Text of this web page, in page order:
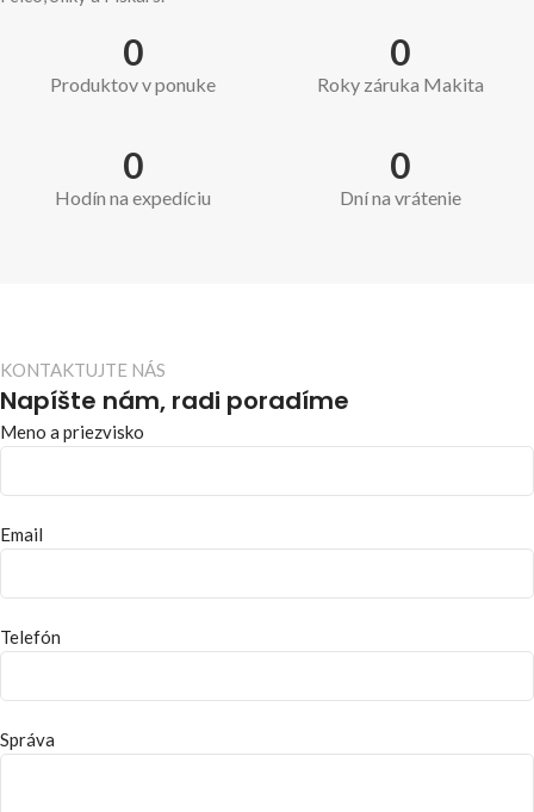
0
Produktov v ponuke
0
Roky záruka Makita
0
Hodín na expedíciu
0
Dní na vrátenie
KONTAKTUJTE NÁS
Napíšte nám, radi poradíme
Meno a priezvisko
Email
Telefón
Správa